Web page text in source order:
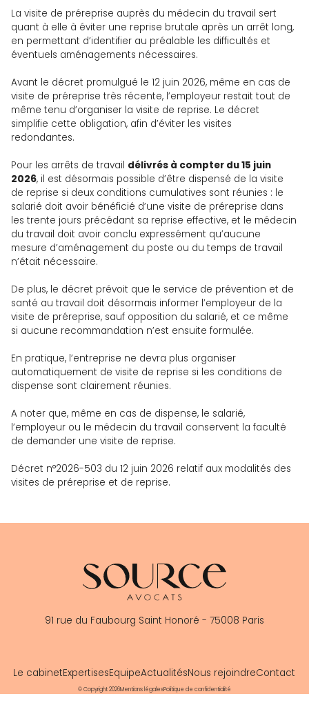
La visite de préreprise auprès du médecin du travail sert
quant à elle à éviter une reprise brutale après un arrêt long,
en permettant d’identifier au préalable les difficultés et
éventuels aménagements nécessaires.
Avant le décret promulgué le 12 juin 2026, même en cas de
visite de préreprise très récente, l’employeur restait tout de
même tenu d’organiser la visite de reprise. Le décret
simplifie cette obligation, afin d’éviter les visites
redondantes.
Pour les arrêts de travail délivrés à compter du 15 juin
2026, il est désormais possible d’être dispensé de la visite
de reprise si deux conditions cumulatives sont réunies : le
salarié doit avoir bénéficié d’une visite de préreprise dans
les trente jours précédant sa reprise effective, et le médecin
du travail doit avoir conclu expressément qu’aucune
mesure d’aménagement du poste ou du temps de travail
n’était nécessaire.
De plus, le décret prévoit que le service de prévention et de
santé au travail doit désormais informer l’employeur de la
visite de préreprise, sauf opposition du salarié, et ce même
si aucune recommandation n’est ensuite formulée.
En pratique, l’entreprise ne devra plus organiser
automatiquement de visite de reprise si les conditions de
dispense sont clairement réunies.
A noter que, même en cas de dispense, le salarié,
l’employeur ou le médecin du travail conservent la faculté
de demander une visite de reprise.
Décret n°2026-503 du 12 juin 2026 relatif aux modalités des
visites de préreprise et de reprise.
91 rue du Faubourg Saint Honoré - 75008 Paris
Le cabinetExpertisesEquipeActualitésNous rejoindreContact
© Copyright 2026Mentions légalesPolitique de confidentialité